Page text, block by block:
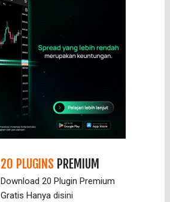
20 PLUGINS PREMIUM
Download 20 Plugin Premium
Gratis Hanya disini